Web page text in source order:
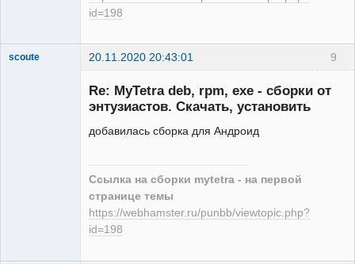
id=198
9
scoute 20.11.2020 20:43:01
Re: MyTetra deb, rpm, exe - сборки от
энтузиастов. Скачать, установить
добавилась сборка для Андроид
Ссылка на сборки mytetra - на первой
странице темы
https://webhamster.ru/punbb/viewtopic.php?
id=198